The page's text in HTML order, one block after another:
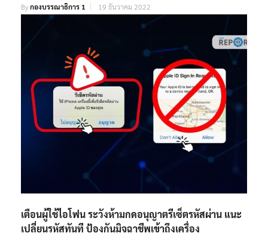
Byกองบรรณาธิการ 1 19 ธันวาคม 2022
เตือนผู้ใช้ไอโฟน ระวังห้ามกดอนุญาตรีเซ็ตรหัสผ่าน แนะ
เปลี่ยนรหัสทันที ป้องกันมิจฉาชีพเข้าถึงเครื่อง